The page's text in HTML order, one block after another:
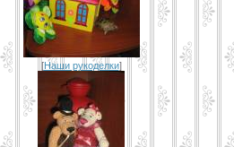
[Наши рукоделки]